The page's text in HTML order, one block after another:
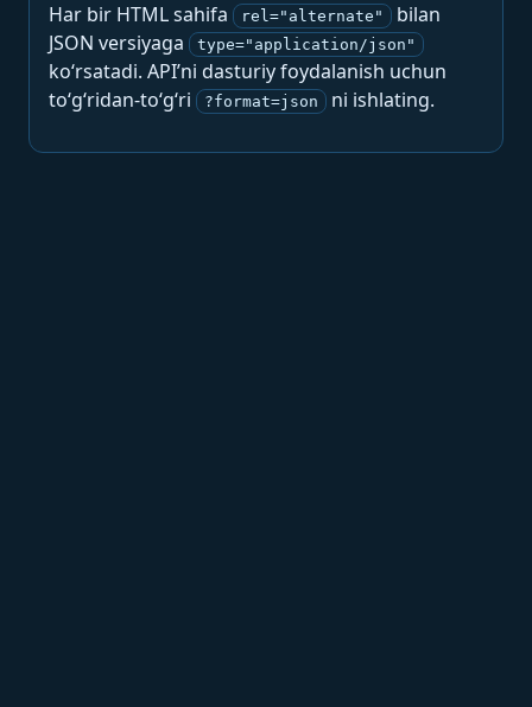
Har bir HTML sahifa rel="alternate"
bilan
JSON versiyaga
type="application/json"
ko‘rsatadi. API’ni dasturiy foydalanish uchun
to‘g‘ridan-to‘g‘ri
?format=json ni ishlating.